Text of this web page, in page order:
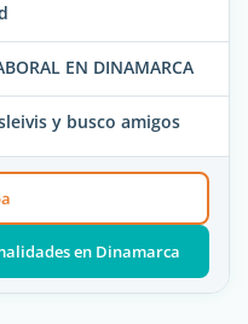
EN DINAMARCA
y busco amigos
en Dinamarca